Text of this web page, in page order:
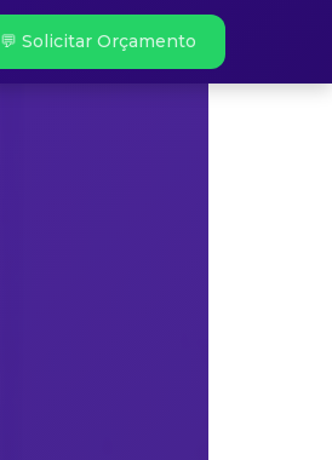
💬 Solicitar Orçamento